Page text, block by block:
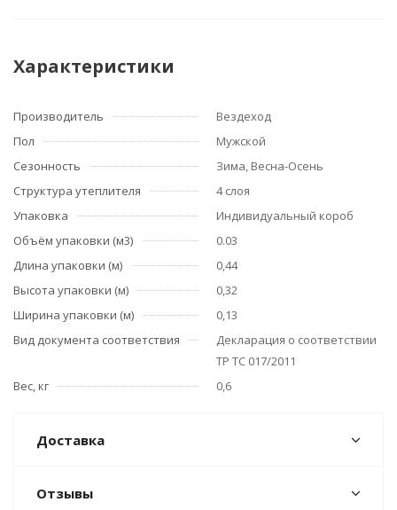
Характеристики
Производитель
Вездеход
Пол
Мужской
Сезонность
Зима, Весна-Осень
Структура утеплителя
4 слоя
Упаковка
Индивидуальный короб
Объём упаковки (м3)
0.03
Длина упаковки (м)
0,44
Высота упаковки (м)
0,32
Ширина упаковки (м)
0,13
Вид документа соответствия
Декларация о соответствии
ТР ТС 017/2011
Вес, кг
0,6
Доставка
Отзывы